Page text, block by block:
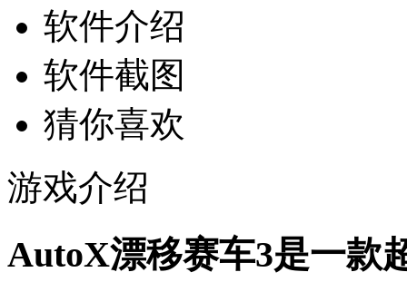
软件介绍
软件截图
猜你喜欢
游戏介绍
AutoX漂移赛车3是一款